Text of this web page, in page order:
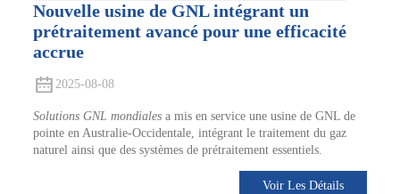
Nouvelle usine de GNL intégrant un
prétraitement avancé pour une efficacité
accrue
2025-08-08
Solutions GNL mondialesa mis en service une usine de GNL de
pointe en Australie-Occidentale, intégrant le traitement du gaz
naturel ainsi que des systèmes de prétraitement essentiels.
Voir Les Détails